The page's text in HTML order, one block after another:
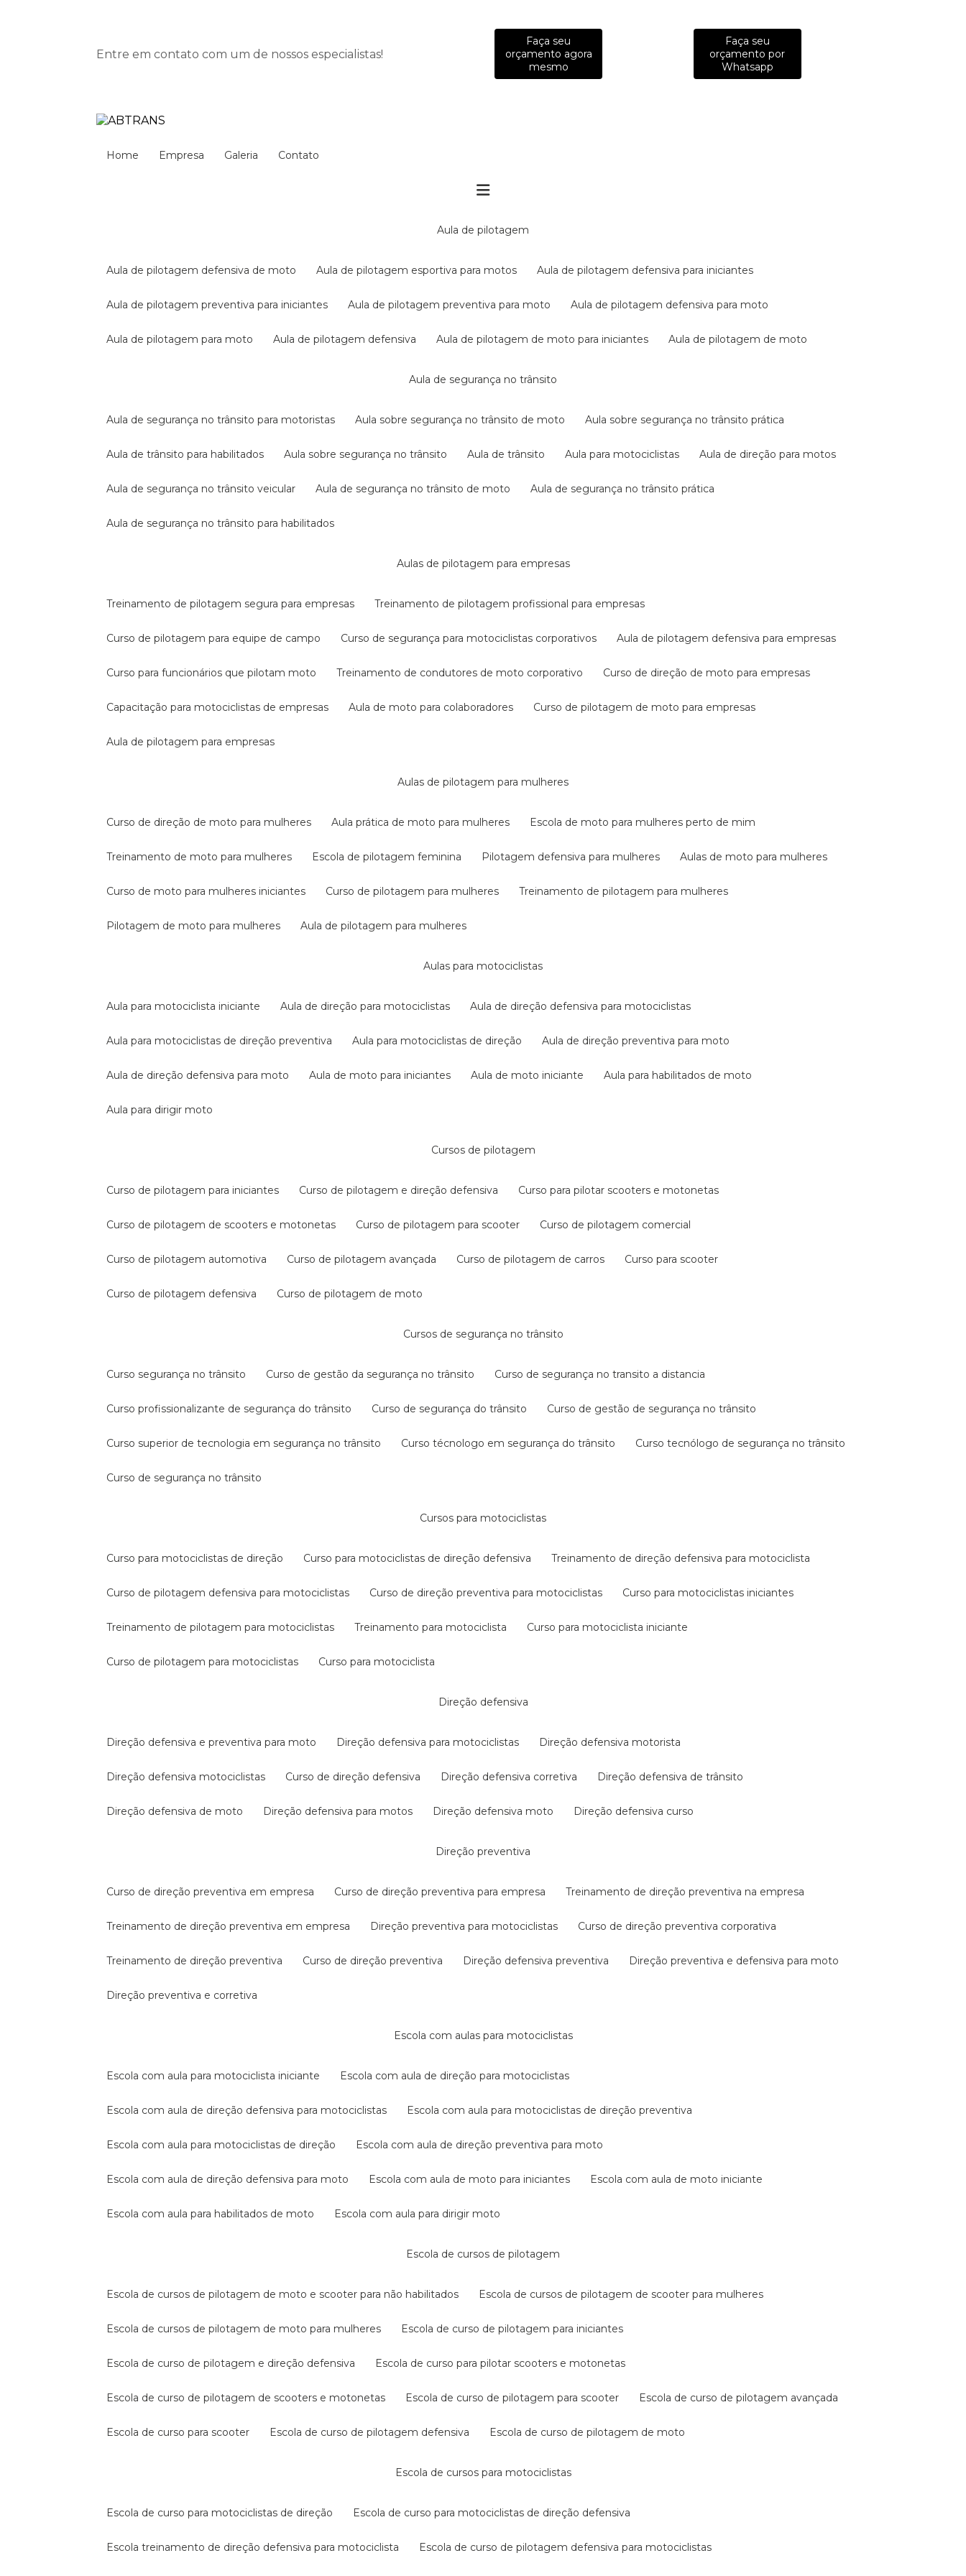
Entre em contato com um de nossos especialistas!
Faça seu
orçamento agora
mesmo
Faça seu
orçamento por
Whatsapp
Home Empresa Galeria Contato
aula de pilotagem
aula de pilotagem defensiva de moto aula de pilotagem esportiva para motos aula de pilotagem defensiva para iniciantes
aula de pilotagem preventiva para iniciantes aula de pilotagem preventiva para moto aula de pilotagem defensiva para moto
aula de pilotagem para moto aula de pilotagem defensiva aula de pilotagem de moto para iniciantes aula de pilotagem de moto
aula de segurança no trânsito
aula de segurança no trânsito para motoristas aula sobre segurança no trânsito de moto aula sobre segurança no trânsito prática
aula de trânsito para habilitados aula sobre segurança no trânsito aula de trânsito aula para motociclistas aula de direção para motos
aula de segurança no trânsito veicular aula de segurança no trânsito de moto aula de segurança no trânsito prática
aula de segurança no trânsito para habilitados
aulas de pilotagem para empresas
treinamento de pilotagem segura para empresas treinamento de pilotagem profissional para empresas
curso de pilotagem para equipe de campo curso de segurança para motociclistas corporativos aula de pilotagem defensiva para empresas
curso para funcionários que pilotam moto treinamento de condutores de moto corporativo curso de direção de moto para empresas
capacitação para motociclistas de empresas aula de moto para colaboradores curso de pilotagem de moto para empresas
aula de pilotagem para empresas
aulas de pilotagem para mulheres
curso de direção de moto para mulheres aula prática de moto para mulheres escola de moto para mulheres perto de mim
treinamento de moto para mulheres escola de pilotagem feminina pilotagem defensiva para mulheres aulas de moto para mulheres
curso de moto para mulheres iniciantes curso de pilotagem para mulheres treinamento de pilotagem para mulheres
pilotagem de moto para mulheres aula de pilotagem para mulheres
aulas para motociclistas
aula para motociclista iniciante aula de direção para motociclistas aula de direção defensiva para motociclistas
aula para motociclistas de direção preventiva aula para motociclistas de direção aula de direção preventiva para moto
aula de direção defensiva para moto aula de moto para iniciantes aula de moto iniciante aula para habilitados de moto
aula para dirigir moto
cursos de pilotagem
curso de pilotagem para iniciantes curso de pilotagem e direção defensiva curso para pilotar scooters e motonetas
curso de pilotagem de scooters e motonetas curso de pilotagem para scooter curso de pilotagem comercial
curso de pilotagem automotiva curso de pilotagem avançada curso de pilotagem de carros curso para scooter
curso de pilotagem defensiva curso de pilotagem de moto
cursos de segurança no trânsito
curso segurança no trânsito curso de gestão da segurança no trânsito curso de segurança no transito a distancia
curso profissionalizante de segurança do trânsito curso de segurança do trânsito curso de gestão de segurança no trânsito
curso superior de tecnologia em segurança no trânsito curso técnologo em segurança do trânsito curso tecnólogo de segurança no trânsito
curso de segurança no trânsito
cursos para motociclistas
curso para motociclistas de direção curso para motociclistas de direção defensiva treinamento de direção defensiva para motociclista
curso de pilotagem defensiva para motociclistas curso de direção preventiva para motociclistas curso para motociclistas iniciantes
treinamento de pilotagem para motociclistas treinamento para motociclista curso para motociclista iniciante
curso de pilotagem para motociclistas curso para motociclista
direção defensiva
direção defensiva e preventiva para moto direção defensiva para motociclistas direção defensiva motorista
direção defensiva motociclistas curso de direção defensiva direção defensiva corretiva direção defensiva de trânsito
direção defensiva de moto direção defensiva para motos direção defensiva moto direção defensiva curso
direção preventiva
curso de direção preventiva em empresa curso de direção preventiva para empresa treinamento de direção preventiva na empresa
treinamento de direção preventiva em empresa direção preventiva para motociclistas curso de direção preventiva corporativa
treinamento de direção preventiva curso de direção preventiva direção defensiva preventiva direção preventiva e defensiva para moto
direção preventiva e corretiva
escola com aulas para motociclistas
escola com aula para motociclista iniciante escola com aula de direção para motociclistas
escola com aula de direção defensiva para motociclistas escola com aula para motociclistas de direção preventiva
escola com aula para motociclistas de direção escola com aula de direção preventiva para moto
escola com aula de direção defensiva para moto escola com aula de moto para iniciantes escola com aula de moto iniciante
escola com aula para habilitados de moto escola com aula para dirigir moto
escola de cursos de pilotagem
escola de cursos de pilotagem de moto e scooter para não habilitados escola de cursos de pilotagem de scooter para mulheres
escola de cursos de pilotagem de moto para mulheres escola de curso de pilotagem para iniciantes
escola de curso de pilotagem e direção defensiva escola de curso para pilotar scooters e motonetas
escola de curso de pilotagem de scooters e motonetas escola de curso de pilotagem para scooter escola de curso de pilotagem avançada
escola de curso para scooter escola de curso de pilotagem defensiva escola de curso de pilotagem de moto
escola de cursos para motociclistas
escola de curso para motociclistas de direção escola de curso para motociclistas de direção defensiva
escola treinamento de direção defensiva para motociclista escola de curso de pilotagem defensiva para motociclistas